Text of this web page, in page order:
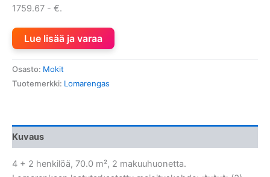
1759.67 - €.
Lue lisää ja varaa
Osasto: Mokit
Tuotemerkki: Lomarengas
Kuvaus
4 + 2 henkilöä, 70.0 m², 2 makuuhuonetta.